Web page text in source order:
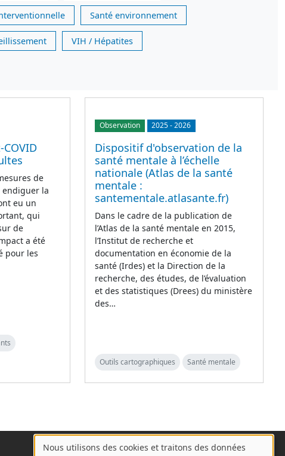
Santé environnement
VIH / Hépatites
de
la
eu un
qui
de
a été
pour les
Observation 2025-2026
Dispositif d'observation de la
santé mentale à l’échelle
nationale (Atlas de la santé
mentale :
santementale.atlasante.fr)
Dans le cadre de la publication de
l’Atlas de la santé mentale en 2015,
l’Institut de recherche et
documentation en économie de la
santé (Irdes) et la Direction de la
recherche, des études, de l’évaluation
et des statistiques (Drees) du ministère
des…
Outils cartographiques Santé mentale
Nous utilisons des cookies et traitons des données